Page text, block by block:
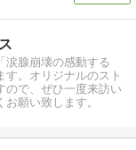
涙腺崩壊の感動する
。オリジナルのスト
ので、ぜひ一度来訪い
願い致します。